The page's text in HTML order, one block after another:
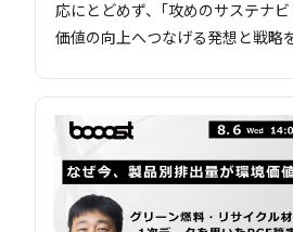
応にとどめず、｢攻めのサステナ
価値の向上へつなげる発想と戦略